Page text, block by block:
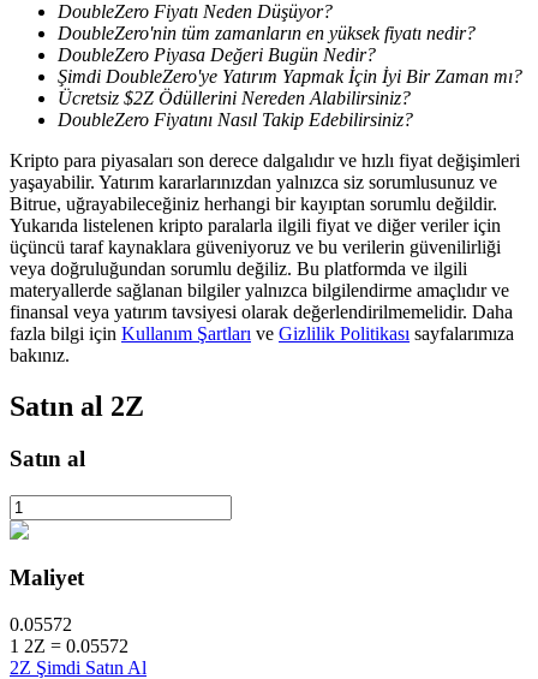
BTR Kilitleme
BTR sahiplerine özel yatırımlar
Krediler
Kripto destekli borçlanma hizmeti
Otomatik Yatırım
DoubleZero Fiyatı Neden Düşüyor?
DoubleZero'nin tüm zamanların en yüksek fiyatı nedir?
DoubleZero Piyasa Değeri Bugün Nedir?
Şimdi DoubleZero'ye Yatırım Yapmak İçin İyi Bir Zaman mı?
Ücretsiz $2Z Ödüllerini Nereden Alabilirsiniz?
DoubleZero Fiyatını Nasıl Takip Edebilirsiniz?
Kripto para piyasaları son derece dalgalıdır ve hızlı fiyat değişimleri
yaşayabilir. Yatırım kararlarınızdan yalnızca siz sorumlusunuz ve
Bitrue, uğrayabileceğiniz herhangi bir kayıptan sorumlu değildir.
Yukarıda listelenen kripto paralarla ilgili fiyat ve diğer veriler için
üçüncü taraf kaynaklara güveniyoruz ve bu verilerin güvenilirliği
veya doğruluğundan sorumlu değiliz. Bu platformda ve ilgili
materyallerde sağlanan bilgiler yalnızca bilgilendirme amaçlıdır ve
finansal veya yatırım tavsiyesi olarak değerlendirilmemelidir. Daha
fazla bilgi için Kullanım Şartları ve Gizlilik Politikası sayfalarımıza
bakınız.
Satın al 2Z
Satın al
Maliyet
0.05572
1 2Z = 0.05572
2Z Şimdi Satın Al